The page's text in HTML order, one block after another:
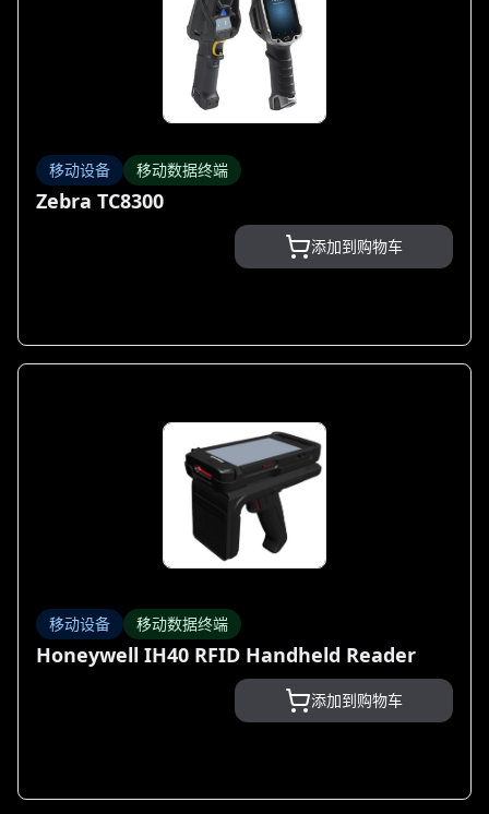
移动设备 移动数据终端
Zebra TC8300
添加到购物车
移动设备 移动数据终端
Honeywell IH40 RFID Handheld Reader
添加到购物车